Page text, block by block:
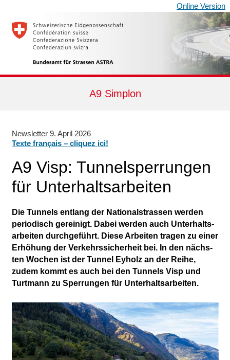
Online Version
A9 Simplon
Newsletter 9. April 2026
Texte français – cliquez ici!
A9 Visp: Tunnel­sperrungen
für Unterhaltsarbeiten
Die Tunnels ent­lang der National­strassen werden
perio­disch gereinigt. Dabei werden auch Unter­halts­
arbeiten durch­ge­führt. Diese Arbeiten tragen zu einer
Erhö­hung der Verkehrs­sicher­heit bei. In den nächs­
ten Wochen ist der Tunnel Eyholz an der Reihe,
zudem kommt es auch bei den Tunnels Visp und
Turt­mann zu Sper­rungen für Unterhaltsarbeiten.